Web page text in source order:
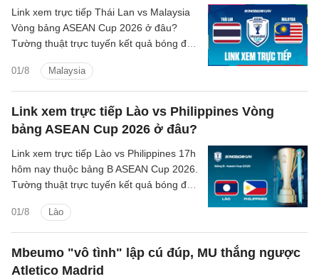
01/8 Malaysia
Link xem trực tiếp Thái Lan vs Malaysia
Vòng bảng ASEAN Cup 2026 ở đâu?
Tường thuật trực tuyến kết quả bóng đá
sóng nào?
Link xem trực tiếp Lào vs Philippines Vòng
bảng ASEAN Cup 2026 ở đâu?
01/8 Lào
Link xem trực tiếp Lào vs Philippines 17h
hôm nay thuộc bảng B ASEAN Cup 2026.
Tường thuật trực tuyến kết quả bóng đá
nào?
Mbeumo "vô tình" lập cú đúp, MU thắng ngược
Atletico Madrid